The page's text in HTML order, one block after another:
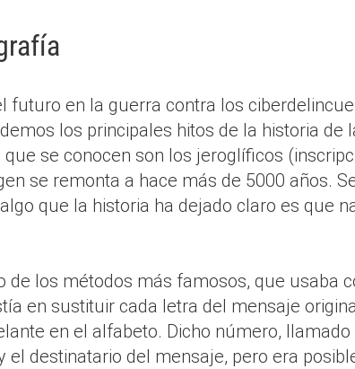
futuro en la guerra contra los
los principales hitos de la historia de
se conocen son los jeroglíficos
se remonta a hace más de 5000 años.
que la historia ha dejado claro es que
de los métodos más famosos, que usaba
en sustituir cada letra del mensaje
en el alfabeto. Dicho número, llamado
destinatario del mensaje, pero era